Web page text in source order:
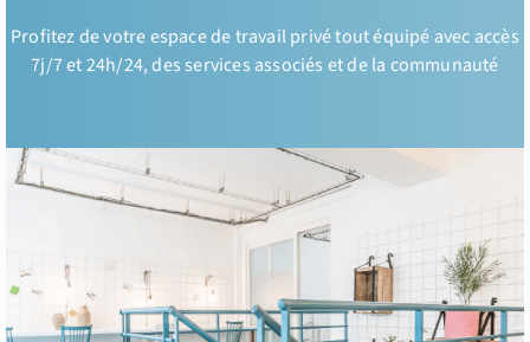
Profitez de votre espace de travail privé tout équipé avec accès
7j/7 et 24h/24, des services associés et de la communauté